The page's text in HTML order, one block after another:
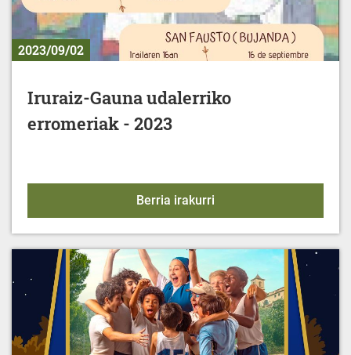
2023/09/02
Iruraiz-Gauna udalerriko
erromeriak - 2023
Berria irakurri